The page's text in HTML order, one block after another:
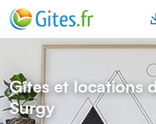
Gîtes et locations
Surgy